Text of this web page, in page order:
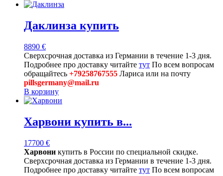
Даклинза купить
8890 €
Сверхсрочная доставка из Германии в течение 1-3 дня.
Подробнее про доставку читайте тут По всем вопросам
обращайтесь +79258767555 Лариса или на почту
pillsgermany@mail.ru
В корзину
Харвони купить в...
17700 €
Харвони купить в России по специальной скидке.
Сверхсрочная доставка из Германии в течение 1-3 дня.
Подробнее про доставку читайте тут По всем вопросам